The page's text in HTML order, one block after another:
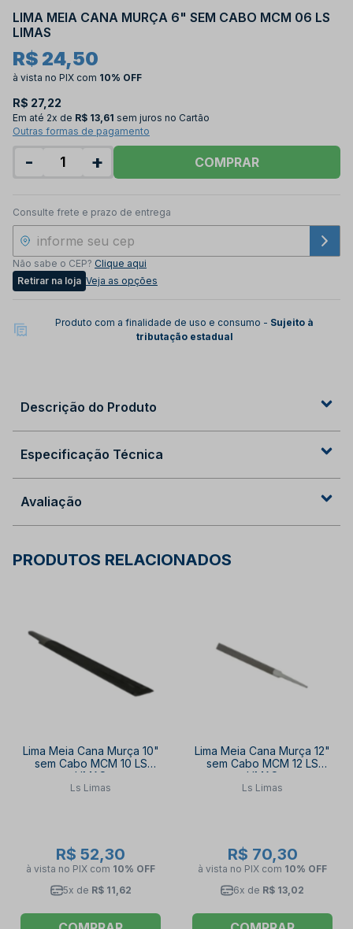
LIMA MEIA CANA MURÇA 6" SEM CABO MCM 06 LS
LIMAS
R$ 24,50
à vista no PIX com 10% OFF
R$ 27,22
Em até 2x de R$ 13,61 sem juros no Cartão
Outras formas de pagamento
- + COMPRAR
Consulte frete e prazo de entrega
Não sabe o CEP? Clique aqui
Retirar na loja Veja as opções
Produto com a finalidade de uso e consumo - Sujeito à
tributação estadual
Descrição do Produto
Especificação Técnica
Avaliação
PRODUTOS RELACIONADOS
Lima Meia Cana Murça 10"
sem Cabo MCM 10 LS
LIMAS
Ls Limas
R$ 52,30
à vista no PIX com 10% OFF
5x de R$ 11,62
Lima Meia Cana Murça 12"
sem Cabo MCM 12 LS
LIMAS
Ls Limas
R$ 70,30
à vista no PIX com 10% OFF
6x de R$ 13,02